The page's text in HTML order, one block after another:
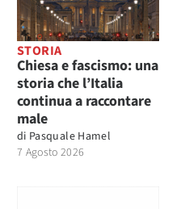
STORIA
Chiesa e fascismo: una
storia che l’Italia
continua a raccontare
male
di Pasquale Hamel
7 Agosto 2026